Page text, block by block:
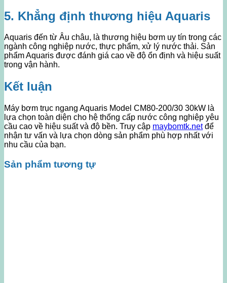
5. Khẳng định thương hiệu Aquaris
Aquaris đến từ Âu châu, là thương hiệu bơm uy tín trong các
ngành công nghiệp nước, thực phẩm, xử lý nước thải. Sản
phẩm Aquaris được đánh giá cao về độ ổn định và hiệu suất
trong vận hành.
Kết luận
Máy bơm trục ngang Aquaris Model CM80-200/30 30kW là
lựa chọn toàn diện cho hệ thống cấp nước công nghiệp yêu
cầu cao về hiệu suất và độ bền. Truy cập maybomtk.netđể
nhận tư vấn và lựa chọn dòng sản phẩm phù hợp nhất với
nhu cầu của bạn.
Sản phẩm tương tự